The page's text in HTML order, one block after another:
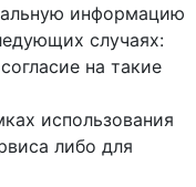
информацию
случаях:
на такие
использования
либо для